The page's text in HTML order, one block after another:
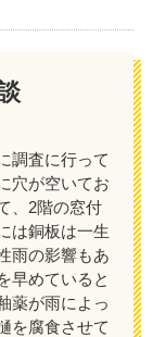
調査に行って
穴が空いてお
、2階の窓付
は銅板は一生
雨の影響もあ
早めていると
薬が雨によっ
を腐食させて